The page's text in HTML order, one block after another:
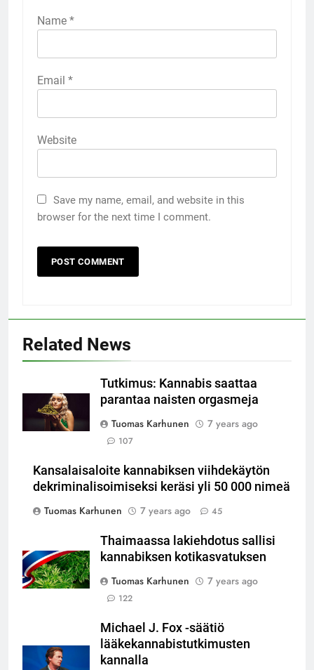
Name *
Email *
Website
Save my name, email, and website in this
browser for the next time I comment.
Related News
Tutkimus: Kannabis saattaa
parantaa naisten orgasmeja
Tuomas Karhunen
7 years ago
107
Kansalaisaloite kannabiksen viihdekäytön
dekriminalisoimiseksi keräsi yli 50 000 nimeä
Tuomas Karhunen
7 years ago 45
Thaimaassa lakiehdotus sallisi
kannabiksen kotikasvatuksen
Tuomas Karhunen
7 years ago
122
Michael J. Fox -säätiö
lääkekannabistutkimusten
kannalla